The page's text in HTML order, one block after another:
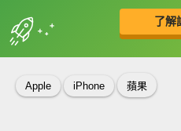
了解
收錄佳句
Apple iPhone 蘋果